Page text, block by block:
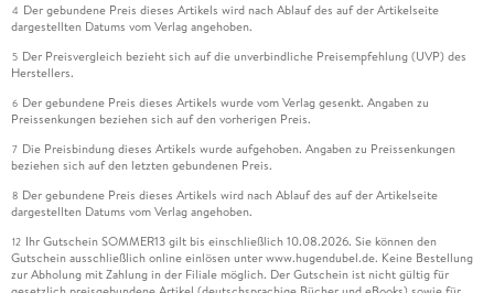
4 Der gebundene Preis dieses Artikels wird nach Ablauf des auf der Artikelseite
dargestellten Datums vom Verlag angehoben.
5 Der Preisvergleich bezieht sich auf die unverbindliche Preisempfehlung (UVP) des
Herstellers.
6 Der gebundene Preis dieses Artikels wurde vom Verlag gesenkt. Angaben zu
Preissenkungen beziehen sich auf den vorherigen Preis.
7 Die Preisbindung dieses Artikels wurde aufgehoben. Angaben zu Preissenkungen
beziehen sich auf den letzten gebundenen Preis.
8 Der gebundene Preis dieses Artikels wird nach Ablauf des auf der Artikelseite
dargestellten Datums vom Verlag angehoben.
12 Ihr Gutschein SOMMER13 gilt bis einschließlich 10.08.2026. Sie können den
Gutschein ausschließlich online einlösen unter www.hugendubel.de. Keine Bestellung
zur Abholung mit Zahlung in der Filiale möglich. Der Gutschein ist nicht gültig für